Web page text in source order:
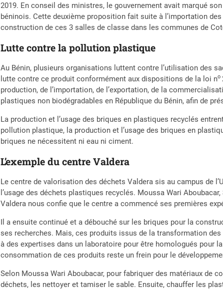
2019. En conseil des ministres, le gouvernement avait marqué
béninois. Cette deuxième proposition fait suite à l’importation
construction de ces 3 salles de classe dans les communes de
Lutte contre la pollution plastique
Au Bénin, plusieurs organisations luttent contre l’utilisation des
lutte contre ce produit conformément aux dispositions de la loi no
production, de l’importation, de l’exportation, de la
plastiques non biodégradables en République du Bénin, afin de
La production et l’usage des briques en plastiques recyclés
pollution plastique, la production et l’usage des briques en
briques ne nécessitent ni eau ni ciment.
L’exemple du centre Valdera
Le centre de valorisation des déchets Valdera sis au campus de
l’usage des déchets plastiques recyclés. Moussa Wari
Valdera nous confie que le centre a commencé ses premières
Il a ensuite continué et a débouché sur les briques pour la
ses recherches. Mais, ces produits issus de la transformation
à des expertises dans un laboratoire pour être homologués pour
consommation de ces produits reste un frein pour le
Selon Moussa Wari Aboubacar, pour fabriquer des matériaux de
déchets, les nettoyer et tamiser le sable. Ensuite, chauffer les